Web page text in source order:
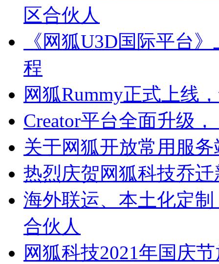
区合伙人
《网狐U3D国际平台
程
网狐Rummy正式上线
Creator平台全面升级
关于网狐开放常用服
热烈庆贺网狐科技乔迁
海外联运、本土化定
合伙人
网狐科技2021年国庆